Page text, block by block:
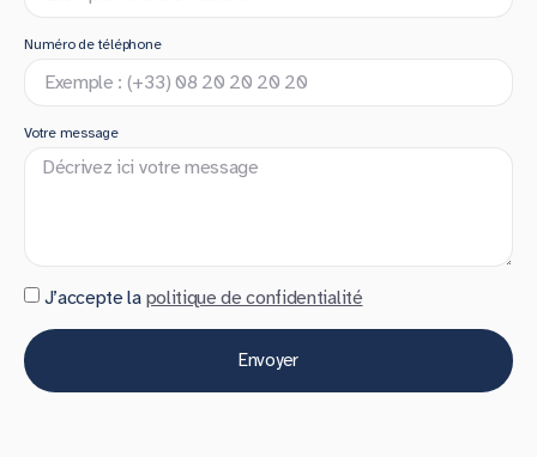
Numéro de téléphone
Votre message
J’accepte la politique de confidentialité
Envoyer